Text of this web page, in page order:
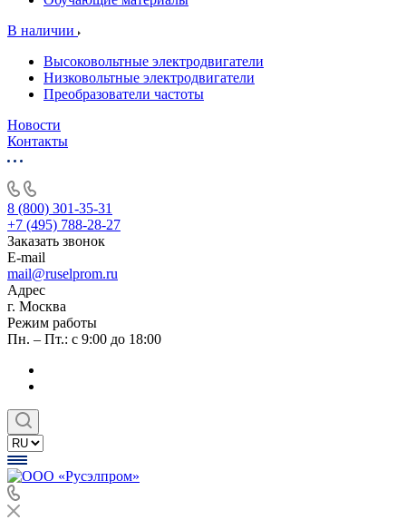
В наличии
Высоковольтные электродвигатели
Низковольтные электродвигатели
Преобразователи частоты
Новости
Контакты
8 (800) 301-35-31
+7 (495) 788-28-27
Заказать звонок
E-mail
mail@ruselprom.ru
Адрес
г. Москва
Режим работы
Пн. – Пт.: с 9:00 до 18:00